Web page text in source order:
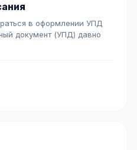
в оформлении УПД
документ (УПД) давно